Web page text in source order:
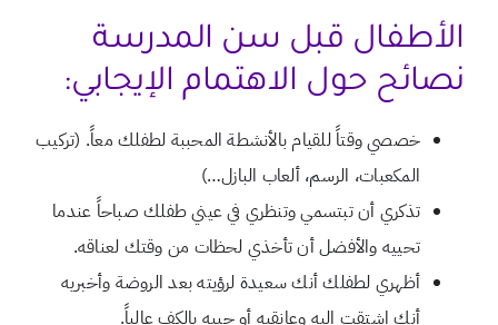
الأطفال قبل سن المدرسة
نصائح حول الاهتمام الإيجابي:
خصصي وقتاً للقيام بالأنشطة المحببة لطفلك معاً. (تركيب
المكعبات، الرسم، ألعاب البازل…)
تذكري أن تبتسمي وتنظري في عيني طفلك صباحاً عندما
تحييه والأفضل أن تأخذي لحظات من وقتك لعناقه.
أظهري لطفلك أنك سعيدة لرؤيته بعد الروضة وأخبريه
أنك اشتقت إليه وعانقيه أو حييه بالكف عالياً.